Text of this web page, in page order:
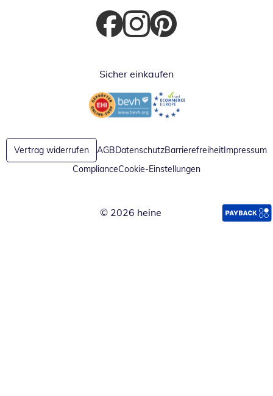
Öffnet in neuem Fenster
Öffnet in neuem Fenster
Öffnet in neuem Fenster
Sicher einkaufen
Öffnet in neuem FensterÖffnet in neuem Fenster
Vertrag widerrufen AGBDatenschutzBarrierefreiheitImpressum
ComplianceCookie-Einstellungen
© 2026 heine